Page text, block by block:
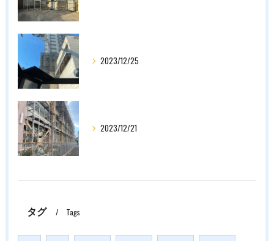
2023/12/25
2023/12/21
タグ Tags